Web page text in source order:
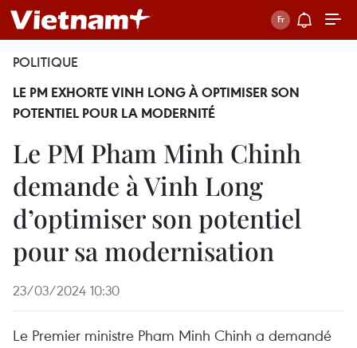
POLITIQUE
LE PM EXHORTE VINH LONG À OPTIMISER SON
POTENTIEL POUR LA MODERNITÉ
Le PM Pham Minh Chinh
demande à Vinh Long
d’optimiser son potentiel
pour sa modernisation
23/03/2024 10:30
Le Premier ministre Pham Minh Chinh a demandé